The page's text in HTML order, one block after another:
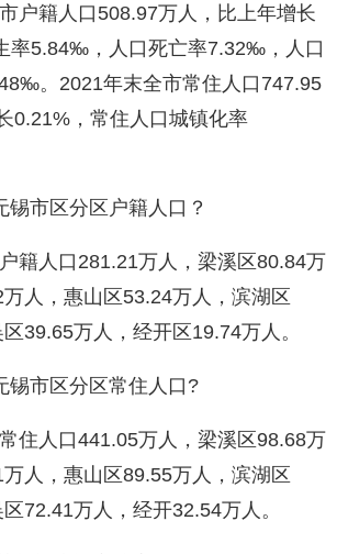
户籍人口508.97万人，比上年增长
率5.84‰，人口死亡率7.32‰，人口
。2021年末全市常住人口747.95
0.21%，常住人口城镇化率
锡市区分区户籍人口？
籍人口281.21万人，梁溪区80.84万
人，惠山区53.24万人，滨湖区
39.65万人，经开区19.74万人。
锡市区分区常住人口?
住人口441.05万人，梁溪区98.68万
人，惠山区89.55万人，滨湖区
72.41万人，经开32.54万人。